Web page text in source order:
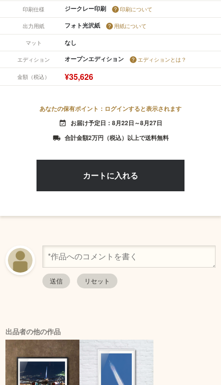
印刷仕様 ジークレー印刷 印刷について
出力用紙 フォト光沢紙 用紙について
マット なし
エディション オープンエディション エディションとは？
金額（税込） ¥35,626
あなたの保有ポイント：ログインすると表示されます
event_available お届け予定日：8月22日～8月27日
local_shipping 合計金額2万円（税込）以上で送料無料
出品者の他の作品